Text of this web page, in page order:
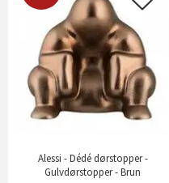
Alessi - Dédé dørstopper -
Gulvdørstopper - Brun